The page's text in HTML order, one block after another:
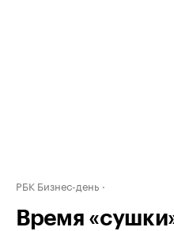
РБК Бизнес-день
Время